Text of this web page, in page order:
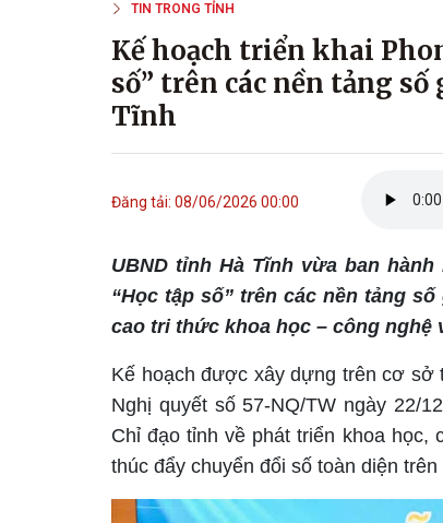
TIN TRONG TỈNH
Kế hoạch triển khai
số” trên các nền tảng
Tĩnh
Đăng tải: 08/06/2026 00:00
UBND tỉnh Hà Tĩnh vừa ban
“Học tập số” trên các nền tảng
cao tri thức khoa học – công nghệ
Kế hoạch được xây dựng trên cơ sở
Nghị quyết số 57-NQ/TW ngày 22/
Chỉ đạo tỉnh về phát triển khoa học,
thúc đẩy chuyển đổi số toàn diện trên